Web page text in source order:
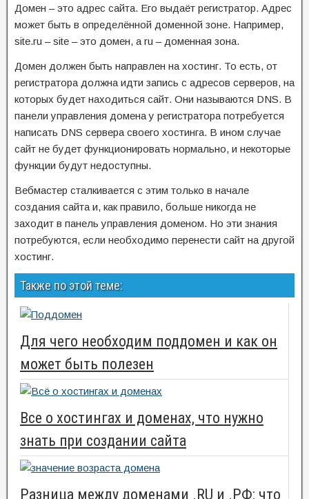
Домен – это адрес сайта. Его выдаёт регистратор. Адрес
может быть в определённой доменной зоне. Например,
site.ru – site – это домен, а ru – доменная зона.
Домен должен быть направлен на хостинг. То есть, от
регистратора должна идти запись с адресов серверов, на
которых будет находиться сайт. Они называются DNS. В
панели управления домена у регистратора потребуется
написать DNS сервера своего хостинга. В ином случае
сайт не будет функционировать нормально, и некоторые
функции будут недоступны.
Вебмастер сталкивается с этим только в начале
создания сайта и, как правило, больше никогда не
заходит в панель управления доменом. Но эти знания
потребуются, если необходимо перенести сайт на другой
хостинг.
Также по этой теме:
Для чего необходим поддомен и как он
может быть полезен
Все о хостингах и доменах, что нужно
знать при создании сайта
Разница между доменами .RU и .РФ: что